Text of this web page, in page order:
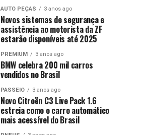
AUTO PEÇAS 3 anos ago
Novos sistemas de segurança e
assistência ao motorista da ZF
estarão disponíveis até 2025
PREMIUM 3 anos ago
BMW celebra 200 mil carros
vendidos no Brasil
PASSEIO 3 anos ago
Novo Citroën C3 Live Pack 1.6
estreia como o carro automático
mais acessível do Brasil